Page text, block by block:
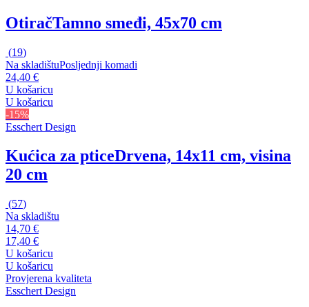
OtiračTamno smeđi, 45x70 cm
(19)
Na skladištuPosljednji komadi
24,40 €
U košaricu
U košaricu
-15%
Esschert Design
Kućica za pticeDrvena, 14x11 cm, visina
20 cm
(57)
Na skladištu
14,70 €
17,40 €
U košaricu
U košaricu
Provjerena kvaliteta
Esschert Design